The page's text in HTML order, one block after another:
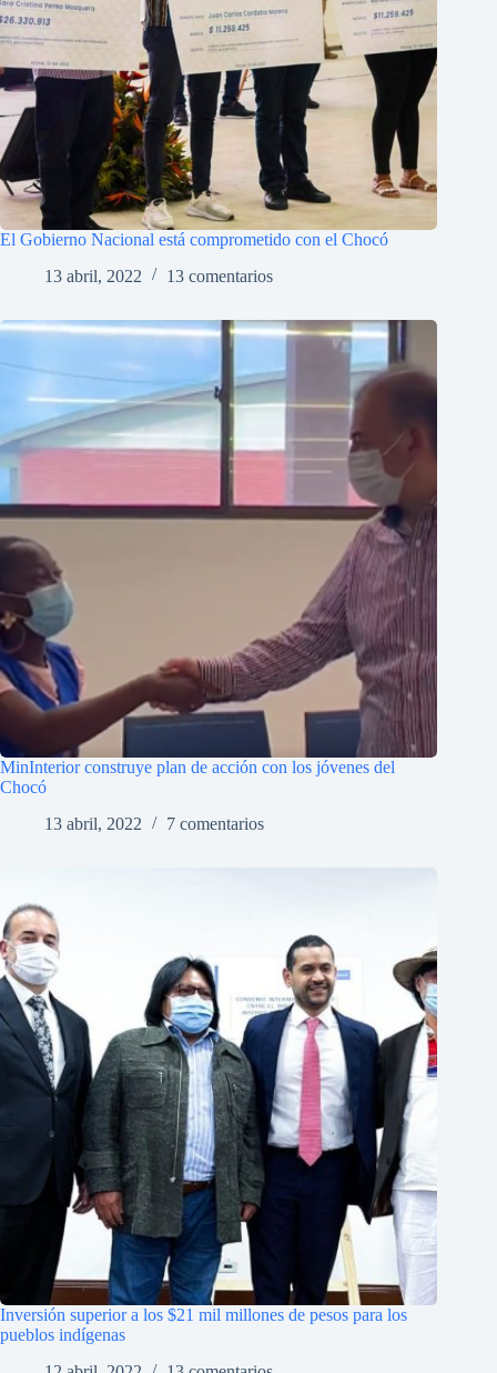
El Gobierno Nacional está comprometido con el Chocó
13 abril, 2022
13 comentarios
MinInterior construye plan de acción con los jóvenes del
Chocó
13 abril, 2022
7 comentarios
Inversión superior a los $21 mil millones de pesos para los
pueblos indígenas